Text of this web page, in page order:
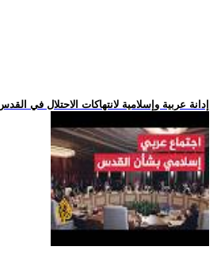
.. إدانة عربية وإسلامية لانتهاكات الاحتلال في